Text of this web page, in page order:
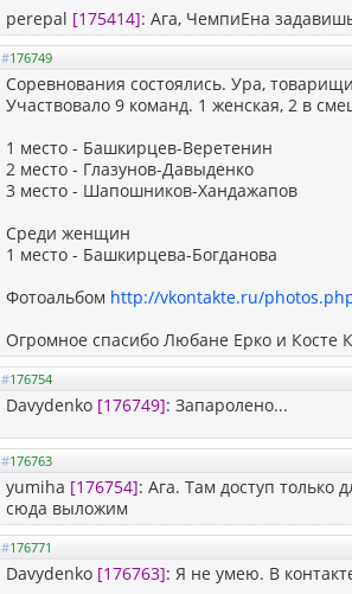
perepal [175414]: Ага, ЧемпиЕна
#176749
Соревнования состоялись. Ура,
Участвовало 9 команд. 1 женская, 2 в
1 место - Башкирцев-Веретенин
2 место - Глазунов-Давыденко
3 место - Шапошников-Хандажапов
Среди женщин
1 место - Башкирцева-Богданова
Фотоальбом http://vkontakte.ru/
Огромное спасибо Любане Ерко и Косте
#176754
Davydenko [176749]: Запаролено...
#176763
yumiha [176754]: Ага. Там доступ только
сюда выложим
#176771
Davydenko [176763]: Я не умею. В